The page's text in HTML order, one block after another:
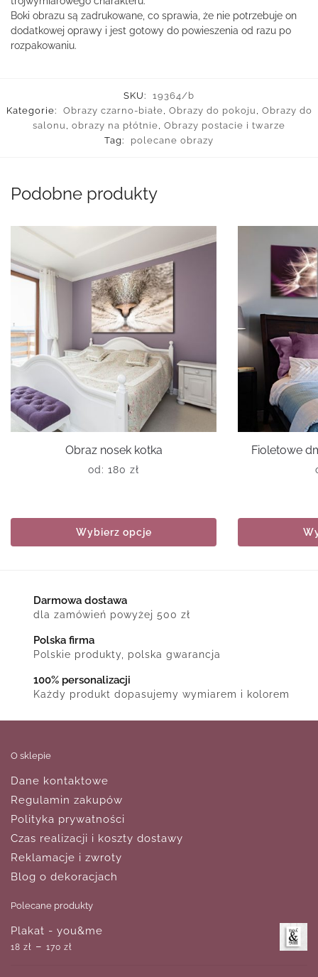
Boki obrazu są zadrukowane, co sprawia, że nie potrzebuje on
dodatkowej oprawy i jest gotowy do powieszenia od razu po
rozpakowaniu.
SKU:
19364/b
Kategorie:
Obrazy czarno-białe, Obrazy do pokoju , Obrazy do
salonu , obrazy na płótnie, Obrazy postacie i twarze
Tag:
polecane obrazy
Podobne produkty
Obraz nosek kotka
od: 180 zł
Wybierz opcje
Fioletowe
Darmowa dostawa
dla zamówień powyżej 500 zł
Polska firma
Polskie produkty, polska gwarancja
100% personalizacji
Każdy produkt dopasujemy wymiarem i kolorem
O sklepie
Dane kontaktowe
Regulamin zakupów
Polityka prywatności
Czas realizacji i koszty dostawy
Reklamacje i zwroty
Blog o dekoracjach
Polecane produkty
Plakat - you&me
18 zł – 170 zł